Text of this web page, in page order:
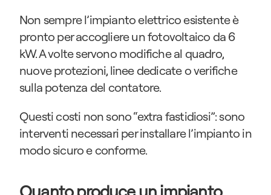
Non sempre l’impianto elettrico esistente è
pronto per accogliere un fotovoltaico da 6
kW. A volte servono modifiche al quadro,
nuove protezioni, linee dedicate o verifiche
sulla potenza del contatore.
Questi costi non sono “extra fastidiosi”: sono
interventi necessari per installare l’impianto in
modo sicuro e conforme.